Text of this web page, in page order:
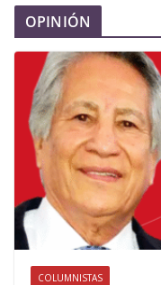
OPINIÓN
COLUMNISTAS